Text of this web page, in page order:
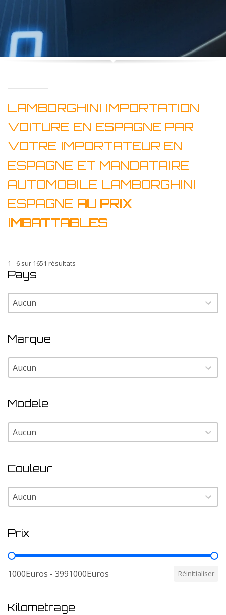
LAMBORGHINI IMPORTATION
VOITURE EN ESPAGNE PAR
VOTRE IMPORTATEUR EN
ESPAGNE ET MANDATAIRE
AUTOMOBILE LAMBORGHINI
ESPAGNE AU PRIX
IMBATTABLES
1 - 6 sur 1651 résultats
Pays
Pays
Pays
Marque
Marque
Marque
Modele
Modele
Modele
Couleur
Couleur
Couleur
Prix
Prix
1000Euros - 3991000Euros Réinitialiser
Kilometrage